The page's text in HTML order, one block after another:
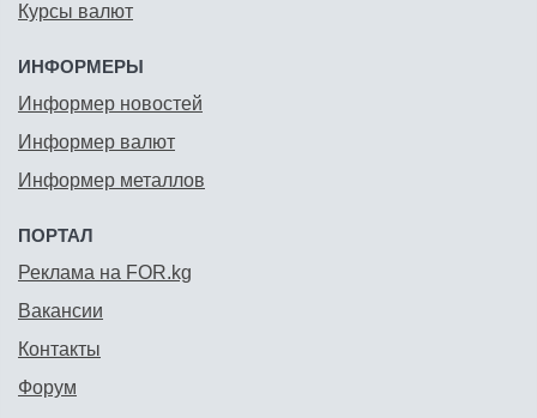
Курсы валют
ИНФОРМЕРЫ
Информер новостей
Информер валют
Информер металлов
ПОРТАЛ
Реклама на FOR.kg
Вакансии
Контакты
Форум